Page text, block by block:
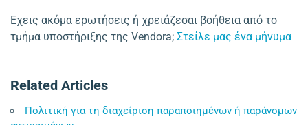
Εχεις ακόμα ερωτήσεις ή χρειάζεσαι βοήθεια από το
τμήμα υποστήριξης της Vendora; Στείλε μας ένα μήνυμα
Related Articles
Πολιτική για τη διαχείριση παραποιημένων ή παράνομων